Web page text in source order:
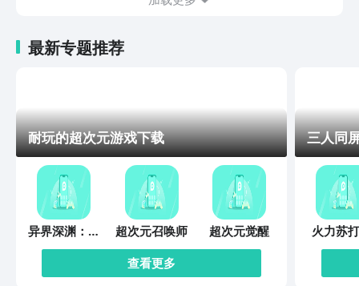
最新专题推荐
耐玩的超次元游戏下载
异界深渊：觉
醒
超次元召唤师
超次元觉醒
查看更多
三人同
火力苏